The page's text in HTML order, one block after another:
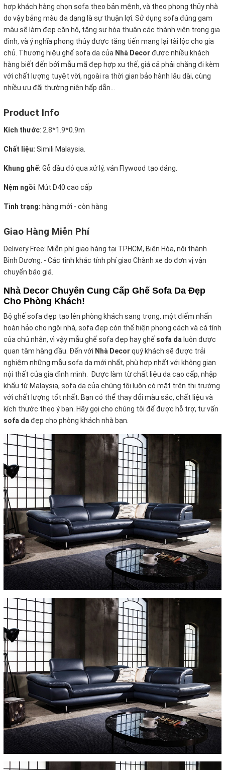
hợp khách hàng chọn sofa theo bản mệnh, và theo phong thủy nhà
do vậy bảng màu đa dạng là sự thuận lợi. Sử dụng sofa đúng gam
màu sẽ làm đẹp căn hộ, tăng sự hòa thuận các thành viên trong gia
đình, và ý nghĩa phong thủy được tăng tiến mang lại tài lộc cho gia
chủ. Thương hiệu ghế sofa da của Nhà Decor được nhiều khách
hàng biết đến bởi mẫu mã đẹp hợp xu thế, giá cả phải chăng đi kèm
với chất lượng tuyệt vời, ngoài ra thời gian bảo hành lâu dài, cùng
nhiều ưu đãi thường niên hấp dẫn...
Product Info
Kích thước: 2.8*1.9*0.9m
Chất liệu: Simili Malaysia.
Khung ghế: Gỗ dầu đỏ qua xử lý, ván Flywood tạo dáng.
Nệm ngồi: Mút D40 cao cấp
Tình trạng: hàng mới - còn hàng
Giao Hàng Miễn Phí
Delivery Free: Miễn phí giao hàng tại TPHCM, Biên Hòa, nội thành
Bình Dương. - Các tỉnh khác tính phí giao Chành xe do đơn vị vận
chuyển báo giá.
Nhà Decor Chuyên Cung Cấp Ghế Sofa Da Đẹp
Cho Phòng Khách!
Bộ ghế sofa đẹp tạo lên phòng khách sang trọng, một điểm nhấn
hoàn hảo cho ngôi nhà, sofa đẹp còn thể hiện phong cách và cá tính
của chủ nhân, vì vậy mẫu ghế sofa đẹp hay ghế sofa da luôn được
quan tâm hàng đầu. Đến với Nhà Decor quý khách sẽ được trải
nghiệm những mẫu sofa da mới nhất, phù hợp nhất với không gian
nội thất của gia đình mình. Được làm từ chất liệu da cao cấp, nhập
khẩu từ Malaysia, sofa da của chúng tôi luôn có mặt trên thị trường
với chất lượng tốt nhất. Bạn có thể thay đổi màu sắc, chất liệu và
kích thước theo ý bạn. Hãy gọi cho chúng tôi để được hỗ trợ, tư vấn
sofa dađẹp cho phòng khách nhà bạn.